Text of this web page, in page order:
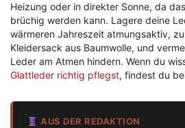
Heizung oder in direkter Sonne, da
brüchig werden kann. Lagere deine
wärmeren Jahreszeit atmungsaktiv,
Kleidersack aus Baumwolle, und
Leder am Atmen hindern. Wenn du
Glattleder richtig pflegst, findest du
AUS DER REDAKTION